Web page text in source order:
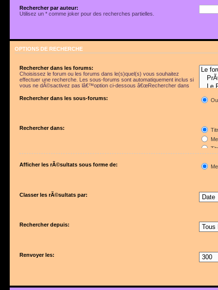
Rechercher par auteur:
Utilisez un * comme joker pour des recherches partielles.
OPTIONS DE RECHERCHE
Rechercher dans les forums:
Choisissez le forum ou les forums dans le(s)quel(s) vous souhaitez
effectuer une recherche. Les sous-forums sont automatiquement inclus si
vous ne dÃ©sactivez pas lâ€™option ci-dessous â€œRechercher dans
Rechercher dans les sous-forums:
Rechercher dans:
Afficher les rÃ©sultats sous forme de:
Classer les rÃ©sultats par:
Rechercher depuis:
Renvoyer les: